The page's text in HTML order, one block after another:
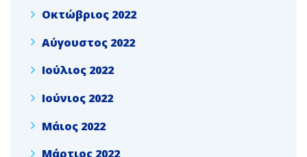
Οκτώβριος 2022
Αύγουστος 2022
Ιούλιος 2022
Ιούνιος 2022
Μάιος 2022
Μάρτιος 2022